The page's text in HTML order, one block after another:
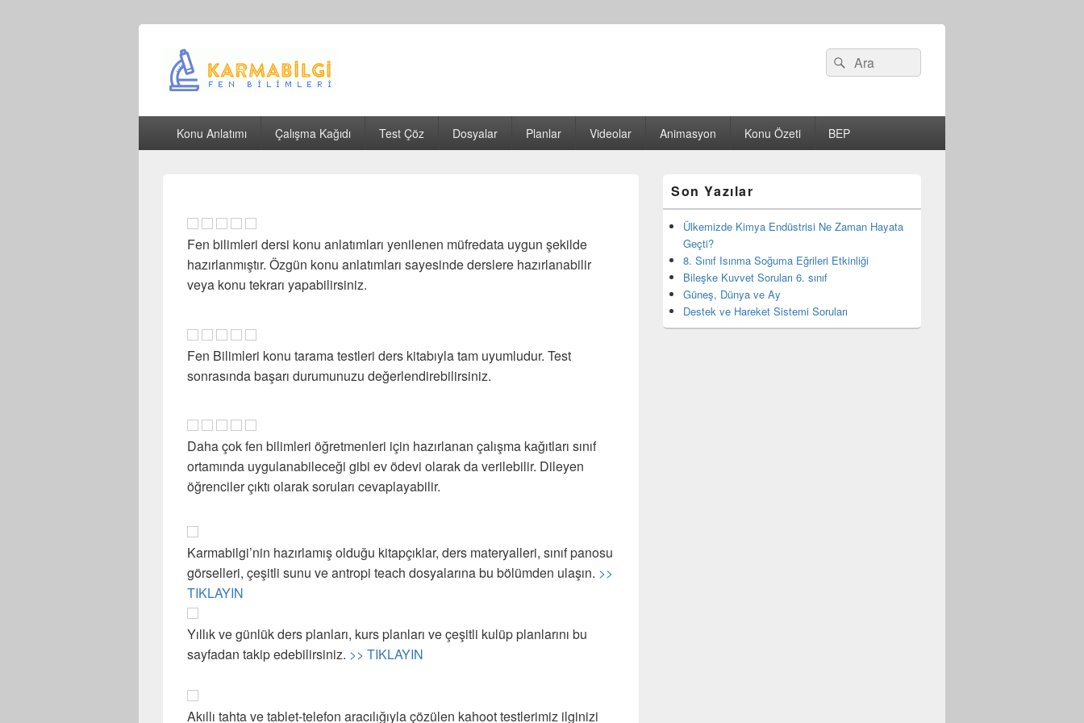
Search
for:
Ara
Konu Anlatımı Çalışma Kağıdı Test Çöz Dosyalar Planlar Videolar Animasyon Konu Özeti BEP
Fen bilimleri dersi konu anlatımları yenilenen müfredata uygun şekilde
hazırlanmıştır. Özgün konu anlatımları sayesinde derslere hazırlanabilir
veya konu tekrarı yapabilirsiniz.
Fen Bilimleri konu tarama testleri ders kitabıyla tam uyumludur. Test
sonrasında başarı durumunuzu değerlendirebilirsiniz.
Daha çok fen bilimleri öğretmenleri için hazırlanan çalışma kağıtları sınıf
ortamında uygulanabileceği gibi ev ödevi olarak da verilebilir. Dileyen
öğrenciler çıktı olarak soruları cevaplayabilir.
Karmabilgi’nin hazırlamış olduğu kitapçıklar, ders materyalleri, sınıf panosu
görselleri, çeşitli sunu ve antropi teach dosyalarına bu bölümden ulaşın. >>
TIKLAYIN
Yıllık ve günlük ders planları, kurs planları ve çeşitli kulüp planlarını bu
sayfadan takip edebilirsiniz. >> TIKLAYIN
Akıllı tahta ve tablet-telefon aracılığıyla çözülen kahoot testlerimiz ilginizi
yan
bar
eklenti
bölgesi
Son Yazılar
Ülkemizde Kimya Endüstrisi Ne Zaman Hayata
Geçti?
8. Sınıf Isınma Soğuma Eğrileri Etkinliği
Bileşke Kuvvet Soruları 6. sınıf
Güneş, Dünya ve Ay
Destek ve Hareket Sistemi Soruları